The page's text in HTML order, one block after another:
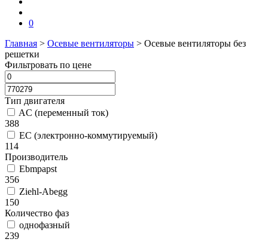
0
Главная > Осевые вентиляторы > Осевые вентиляторы без
решетки
Фильтровать по цене
Тип двигателя
AC (переменный ток)
388
EC (электронно-коммутируемый)
114
Производитель
Ebmpapst
356
Ziehl-Abegg
150
Количество фаз
однофазный
239